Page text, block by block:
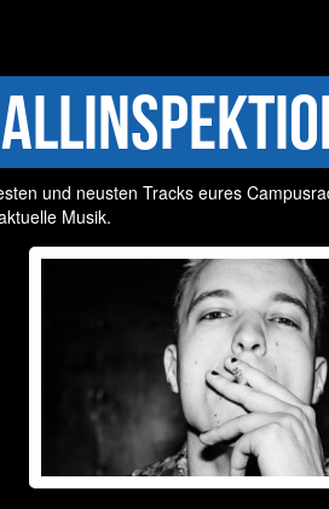
und neusten Tracks eures
Musik.